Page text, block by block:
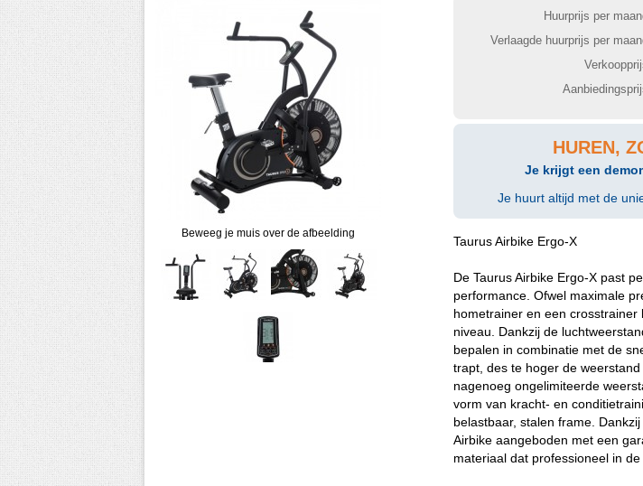
Beweeg je muis over de afbeelding
Huurprijs per
Verlaagde huurprijs per
HUREN,
Je krijgt een
Je huurt altijd met de
Taurus Airbike Ergo-X
De Taurus Airbike Ergo-X past
performance. Ofwel maximale
hometrainer en een
niveau. Dankzij de
bepalen in combinatie met de
trapt, des te hoger de
nagenoeg ongelimiteerde
vorm van kracht- en
belastbaar, stalen frame.
Airbike aangeboden met een
materiaal dat professioneel in